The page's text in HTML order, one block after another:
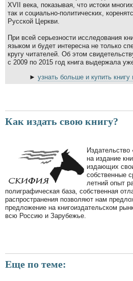
XVII века, показывая, что истоки
так и социально-политических,
Русской Церкви.
При всей серьезности исследования
языком и будет интересна не только
кругу читателей. Об этом
с 2009 по 2015 год книга выдержала
► узнать больше и купить книгу
Как издать свою книгу?
на издание
издающих
собственные
летний опыт
полиграфическая база, собственная
распространения позволяют нам
предложение на книгоиздательском
всю Россию и Зарубежье.
Еще по теме: